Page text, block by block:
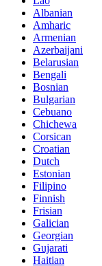
Albanian
Amharic
Armenian
Azerbaijani
Belarusian
Bengali
Bosnian
Bulgarian
Cebuano
Chichewa
Corsican
Croatian
Dutch
Estonian
Filipino
Finnish
Frisian
Galician
Georgian
Gujarati
Haitian